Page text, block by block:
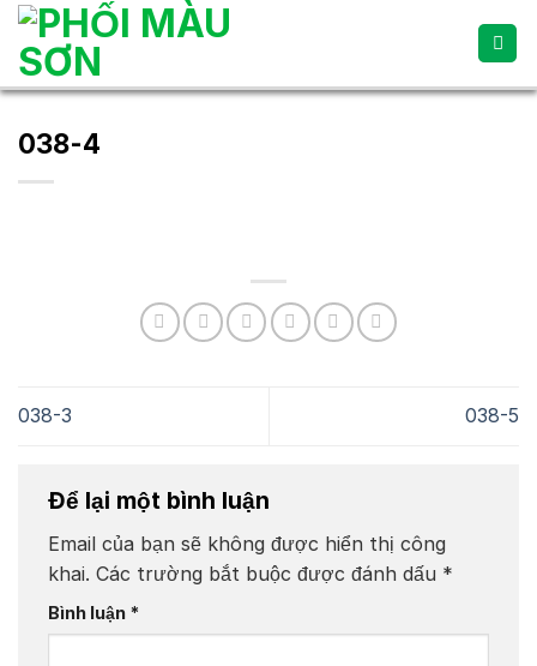
Skip
content
038-4
038-3 038-5
Để lại một bình luận
Email của bạn sẽ không được hiển thị công
khai. Các trường bắt buộc được đánh dấu *
Bình luận *